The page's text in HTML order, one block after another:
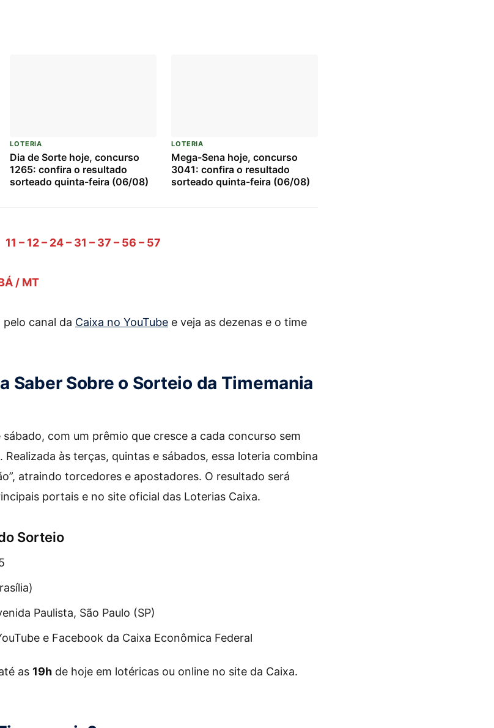
LOTERIA
Dia de Sorte hoje, concurso
1265: confira o resultado
sorteado quinta-feira (06/08)
LOTERIA
Mega-Sena hoje, concurso
3041: confira o resultado
sorteado quinta-feira (06/08)
11 – 12 – 24 – 31 – 37 – 56 – 57
/ MT
canal da Caixa no YouTube e veja as dezenas e o time
Saber Sobre o Sorteio da Timemania
com um prêmio que cresce a cada concurso sem
às terças, quintas e sábados, essa loteria combina
atraindo torcedores e apostadores. O resultado será
portais e no site oficial das Loterias Caixa.
Sorteio
Paulista, São Paulo (SP)
e Facebook da Caixa Econômica Federal
as 19h de hoje em lotéricas ou online no site da Caixa.